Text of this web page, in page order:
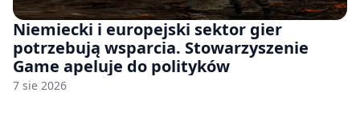
Niemiecki i europejski sektor gier
potrzebują wsparcia. Stowarzyszenie
Game apeluje do polityków
7 sie 2026